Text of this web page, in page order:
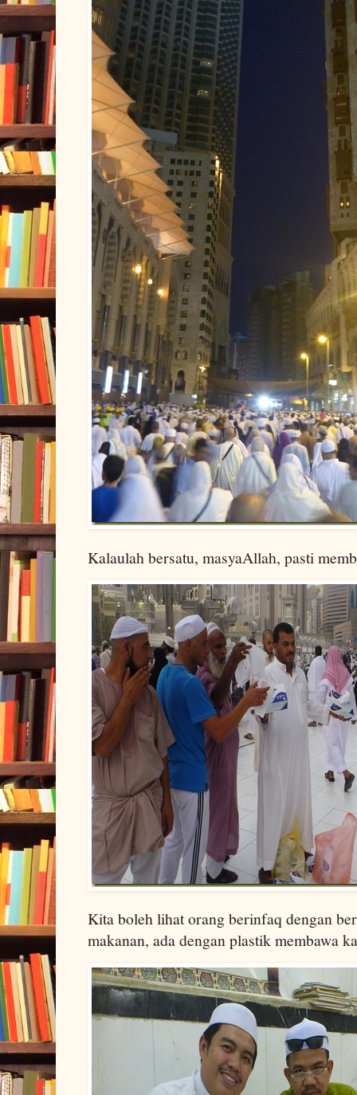
Kalaulah bersatu, masyaAllah, pasti
Kita boleh lihat orang berinfaq dengan
makanan, ada dengan plastik membawa